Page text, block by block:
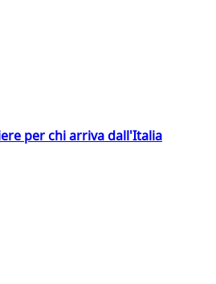
per chi arriva dall'Italia